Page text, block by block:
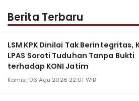
Berita Terbaru
LSM KPK Dinilai Tak Berintegritas,
LPAS Soroti Tuduhan Tanpa Bukti
terhadap KONI Jatim
Kamis, 06 Agu 2026 22:01 WIB